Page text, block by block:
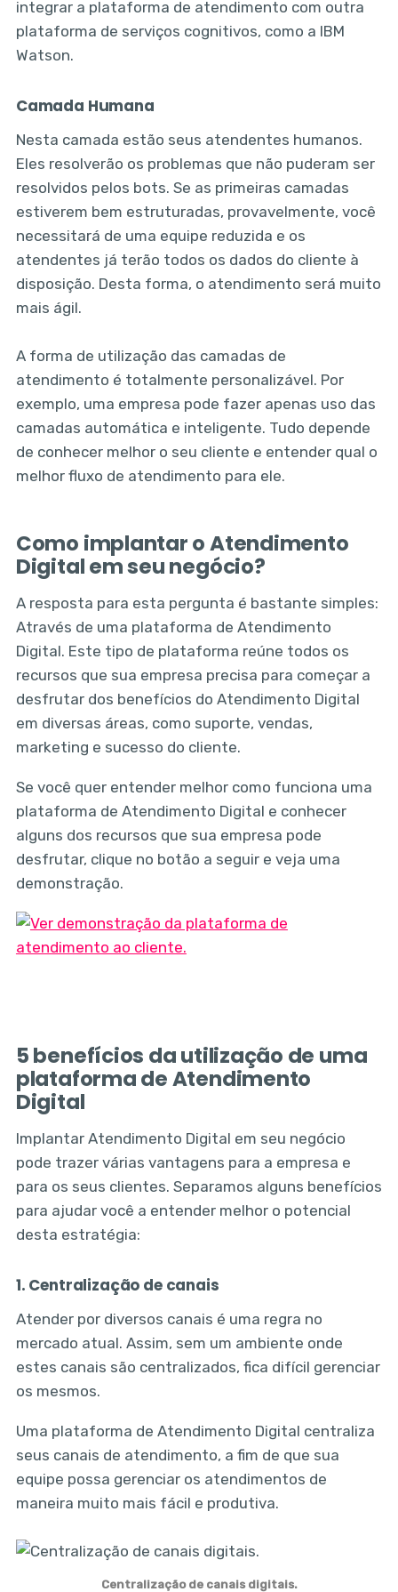
integrar a plataforma de atendimento com outra
plataforma de serviços cognitivos, como a IBM
Watson.
Camada Humana
Nesta camada estão seus atendentes humanos.
Eles resolverão os problemas que não puderam ser
resolvidos pelos bots. Se as primeiras camadas
estiverem bem estruturadas, provavelmente, você
necessitará de uma equipe reduzida e os
atendentes já terão todos os dados do cliente à
disposição. Desta forma, o atendimento será muito
mais ágil.
A forma de utilização das camadas de
atendimento é totalmente personalizável. Por
exemplo, uma empresa pode fazer apenas uso das
camadas automática e inteligente. Tudo depende
de conhecer melhor o seu cliente e entender qual o
melhor fluxo de atendimento para ele.
Como implantar o Atendimento
Digital em seu negócio?
A resposta para esta pergunta é bastante simples:
Através de uma plataforma de Atendimento
Digital. Este tipo de plataforma reúne todos os
recursos que sua empresa precisa para começar a
desfrutar dos benefícios do Atendimento Digital
em diversas áreas, como suporte, vendas,
marketing e sucesso do cliente.
Se você quer entender melhor como funciona uma
plataforma de Atendimento Digital e conhecer
alguns dos recursos que sua empresa pode
desfrutar, clique no botão a seguir e veja uma
demonstração.
5 benefícios da utilização de uma
plataforma de Atendimento
Digital
Implantar Atendimento Digital em seu negócio
pode trazer várias vantagens para a empresa e
para os seus clientes. Separamos alguns benefícios
para ajudar você a entender melhor o potencial
desta estratégia:
1. Centralização de canais
Atender por diversos canais é uma regra no
mercado atual. Assim, sem um ambiente onde
estes canais são centralizados, fica difícil gerenciar
os mesmos.
Uma plataforma de Atendimento Digital centraliza
seus canais de atendimento, a fim de que sua
equipe possa gerenciar os atendimentos de
maneira muito mais fácil e produtiva.
Centralização de canais digitais.